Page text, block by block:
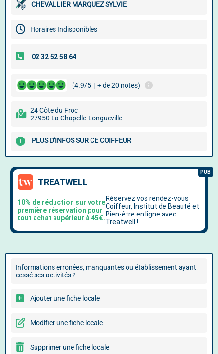
CHEVALLIER MARQUEZ SYLVIE
Horaires Indisponibles
(4.9/5 | + de 20 notes)
24 Côte du Froc
27950 La Chapelle-Longueville
PLUS D'INFOS SUR CE COIFFEUR
Informations erronées, manquantes ou établissement ayant
cessé ses activités ?
Ajouter une fiche locale
Modifier une fiche locale
Supprimer une fiche locale